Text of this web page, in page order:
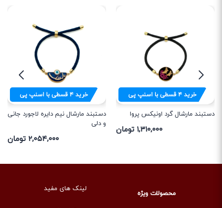
خرید۴قسطی با اسنپ پی
دستبند مارشال گرد اونیکس پروا
۱,۳۱۰,۰۰۰ تومان
خرید۴قسطی با اسنپ پی
دستبند مارشال نیم دایره لاجورد جانی
و دلی
۲,۰۵۴,۰۰۰ تومان
محصولات ویژه
لینک های مفید